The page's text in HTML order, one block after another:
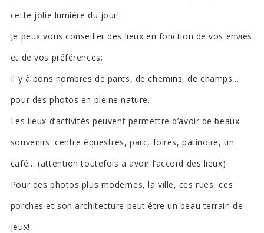
cette jolie lumière du jour!
Je peux vous conseiller des lieux en fonction de vos envies
et de vos préférences:
Il y à bons nombres de parcs, de chemins, de champs…
pour des photos en pleine nature.
Les lieux d’activités peuvent permettre d’avoir de beaux
souvenirs: centre équestres, parc, foires, patinoire, un
café… (attention toutefois a avoir l’accord des lieux)
Pour des photos plus modernes, la ville, ces rues, ces
porches et son architecture peut être un beau terrain de
jeux!